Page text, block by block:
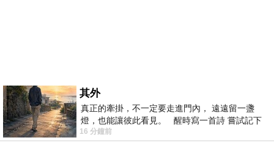
其外
真正的牽掛，不一定要走進門內， 遠遠留一盞
燈，也能讓彼此看見。 醒時寫一首詩 嘗試記下
寂寞 卻只能記下它的附屬物 原
16 分鐘前